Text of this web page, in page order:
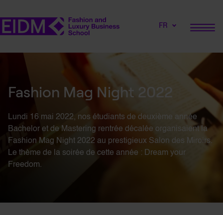
FR
Fashion Mag Night 2022
Lundi 16 mai 2022, nos étudiants de deuxième année
Bachelor et de Mastering rentrée décalée organisaient la
Fashion Mag Night 2022 au prestigieux Salon des Miroirs.
Le thème de la soirée de cette année : Dream your
Freedom.